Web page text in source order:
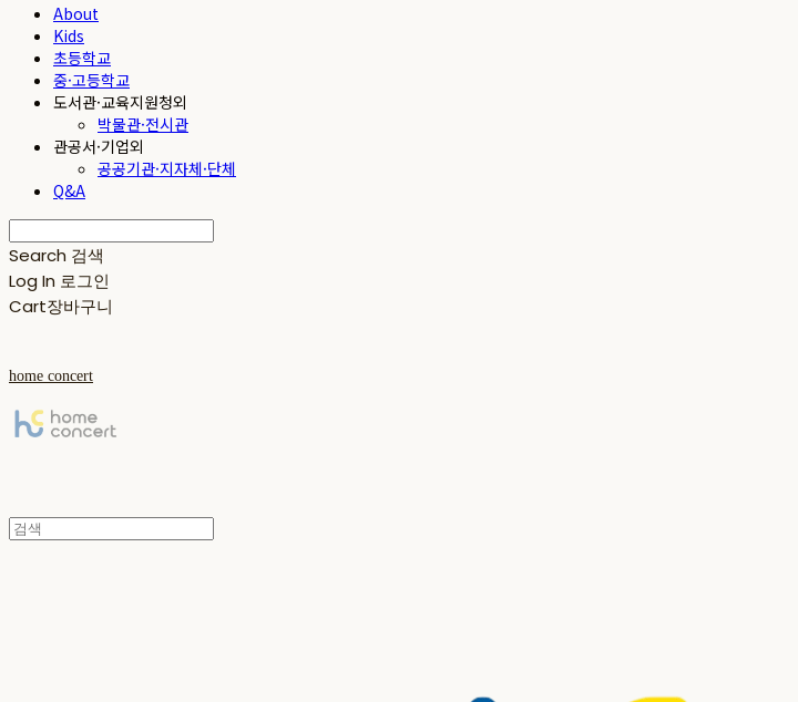
About
Kids
초등학교
중·고등학교
도서관·교육지원청외
박물관·전시관
관공서·기업외
공공기관·지자체·단체
Q&A
Search 검색
Log In 로그인
Cart장바구니
home concert